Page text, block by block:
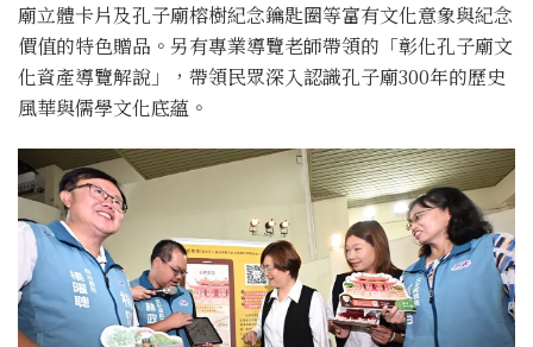
廟立體卡片及孔子廟榕樹紀念鑰匙圈等富有文化意象與紀念
價值的特色贈品。另有專業導覽老師帶領的「彰化孔子廟文
化資產導覽解說」，帶領民眾深入認識孔子廟300年的歷史
風華與儒學文化底蘊。